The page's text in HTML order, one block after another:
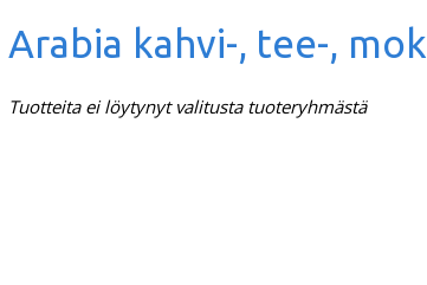
Arabia kahvi-, tee-,
Tuotteita ei löytynyt valitusta tuoteryhmästä